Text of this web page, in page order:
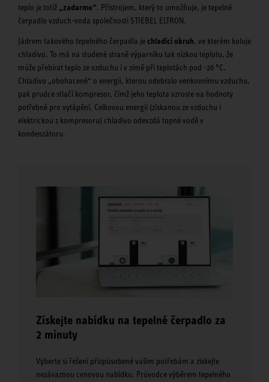
teplo je totiž „zadarmo“. Přístrojem, který to umožňuje, je tepelné
čerpadlo vzduch-voda společnosti STIEBEL ELTRON.
Jádrem takového tepelného čerpadla je chladící okruh, ve kterém koluje
chladivo. To má na studené straně výparníku tak nízkou teplotu, že
může přebírat teplo ze vzduchu i v zimě při teplotách pod -20 °C.
Chladivo „obohacené“ o energii, kterou odebralo venkovnímu vzduchu,
pak prudce stlačí kompresor, čímž jeho teplota vzroste na hodnoty
potřebné pro vytápění. Celkovou energii (získanou ze vzduchu i
elektrickou z kompresoru) chladivo odevzdá topné vodě v
kondenzátoru.
Získejte nabídku na tepelné čerpadlo za
2 minuty
Vyberte si řešení přizpůsobené vašim potřebám a získejte
nezávaznou cenovou nabídku. Průvodce výběrem tepelného